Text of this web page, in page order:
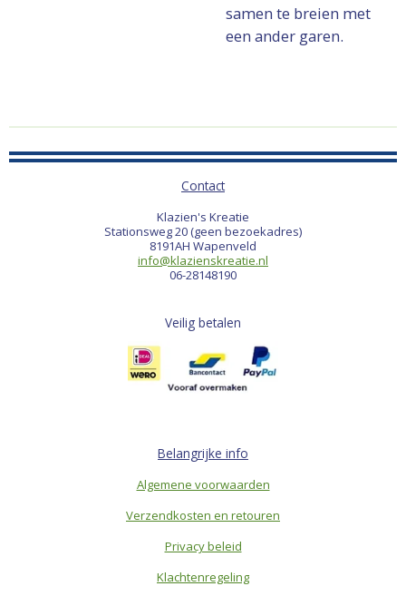
samen te breien met
een ander garen.
Contact
Klazien's Kreatie
Stationsweg 20 (geen bezoekadres)
8191AH Wapenveld
info@klazienskreatie.nl
06-28148190
Veilig betalen
Belangrijke info
Algemene voorwaarden
Verzendkosten en retouren
Privacy beleid
Klachtenregeling